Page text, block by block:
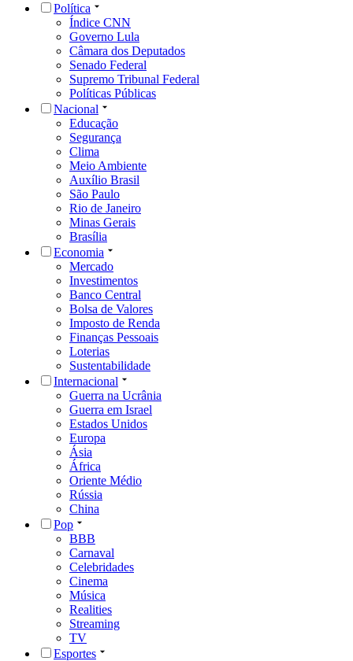
Política
Índice CNN
Governo Lula
Câmara dos Deputados
Senado Federal
Supremo Tribunal Federal
Políticas Públicas
Nacional
Educação
Segurança
Clima
Meio Ambiente
Auxílio Brasil
São Paulo
Rio de Janeiro
Minas Gerais
Brasília
Economia
Mercado
Investimentos
Banco Central
Bolsa de Valores
Imposto de Renda
Finanças Pessoais
Loterias
Sustentabilidade
Internacional
Guerra na Ucrânia
Guerra em Israel
Estados Unidos
Europa
Ásia
África
Oriente Médio
Rússia
China
Pop
BBB
Carnaval
Celebridades
Cinema
Música
Realities
Streaming
TV
Esportes